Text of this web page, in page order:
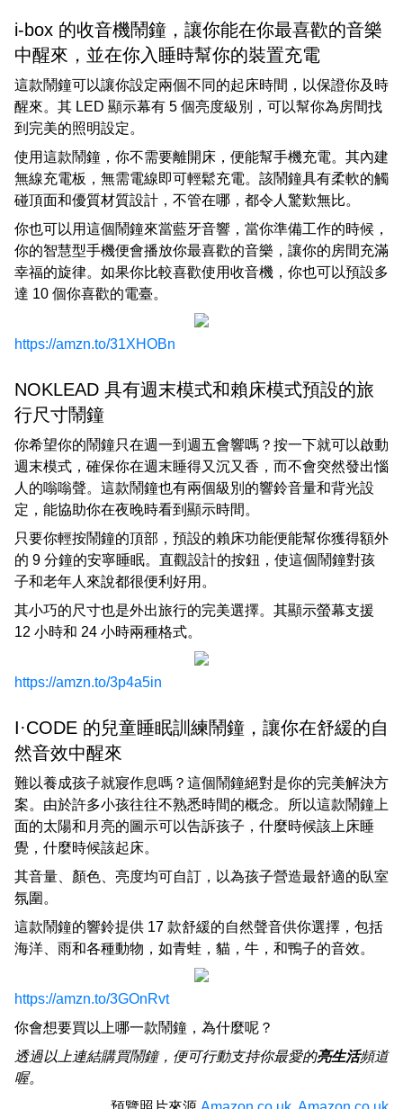
i-box 的收音機鬧鐘，讓你能在你最喜歡的音樂
中醒來，並在你入睡時幫你的裝置充電
這款鬧鐘可以讓你設定兩個不同的起床時間，以保證你及時
醒來。其 LED 顯示幕有 5 個亮度級別，可以幫你為房間找
到完美的照明設定。
使用這款鬧鐘，你不需要離開床，便能幫手機充電。其內建
無線充電板，無需電線即可輕鬆充電。該鬧鐘具有柔軟的觸
碰頂面和優質材質設計，不管在哪，都令人驚歎無比。
你也可以用這個鬧鐘來當藍牙音響，當你準備工作的時候，
你的智慧型手機便會播放你最喜歡的音樂，讓你的房間充滿
幸福的旋律。如果你比較喜歡使用收音機，你也可以預設多
達 10 個你喜歡的電臺。
https://amzn.to/31XHOBn
NOKLEAD 具有週末模式和賴床模式預設的旅
行尺寸鬧鐘
你希望你的鬧鐘只在週一到週五會響嗎？按一下就可以啟動
週末模式，確保你在週末睡得又沉又香，而不會突然發出惱
人的嗡嗡聲。這款鬧鐘也有兩個級別的響鈴音量和背光設
定，能協助你在夜晚時看到顯示時間。
只要你輕按鬧鐘的頂部，預設的賴床功能便能幫你獲得額外
的 9 分鐘的安寧睡眠。直觀設計的按鈕，使這個鬧鐘對孩
子和老年人來說都很便利好用。
其小巧的尺寸也是外出旅行的完美選擇。其顯示螢幕支援
12 小時和 24 小時兩種格式。
https://amzn.to/3p4a5in
I·CODE 的兒童睡眠訓練鬧鐘，讓你在舒緩的自
然音效中醒來
難以養成孩子就寢作息嗎？這個鬧鐘絕對是你的完美解決方
案。由於許多小孩往往不熟悉時間的概念。所以這款鬧鐘上
面的太陽和月亮的圖示可以告訴孩子，什麼時候該上床睡
覺，什麼時候該起床。
其音量、顏色、亮度均可自訂，以為孩子營造最舒適的臥室
氛圍。
這款鬧鐘的響鈴提供 17 款舒緩的自然聲音供你選擇，包括
海洋、雨和各種動物，如青蛙，貓，牛，和鴨子的音效。
https://amzn.to/3GOnRvt
你會想要買以上哪一款鬧鐘，為什麼呢？
透過以上連結購買鬧鐘，便可行動支持你最愛的亮生活頻道
喔。